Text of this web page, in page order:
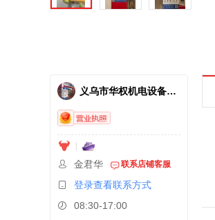
义乌市华权机电设备有限公司
金君华 联系店铺客服
登录查看联系方式
08:30-17:00